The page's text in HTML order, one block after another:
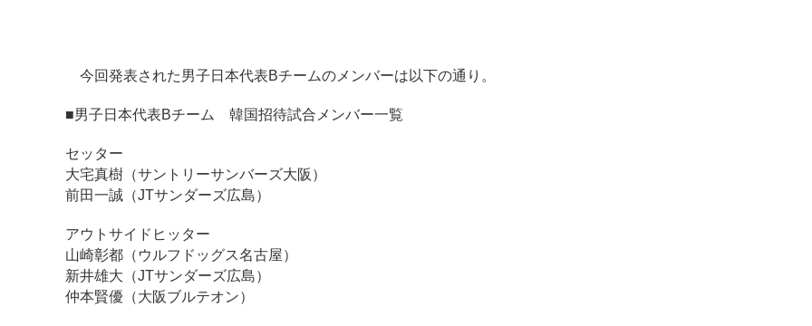
今回発表された男子日本代表Bチームのメンバーは以下の通り。
■男子日本代表Bチーム 韓国招待試合メンバー一覧
セッター
大宅真樹（サントリーサンバーズ大阪）
前田一誠（JTサンダーズ広島）
アウトサイドヒッター
山崎彰都（ウルフドッグス名古屋）
新井雄大（JTサンダーズ広島）
仲本賢優（大阪ブルテオン）